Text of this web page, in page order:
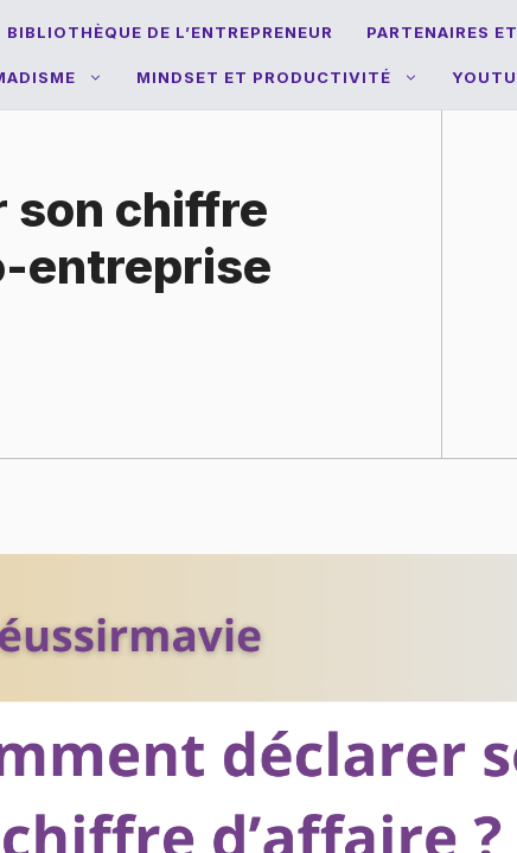
BIBLIOTHÈQUE DE L’ENTREPRENEUR PARTENAIRES
MINDSET ET PRODUCTIVITÉ
son chiffre
entreprise